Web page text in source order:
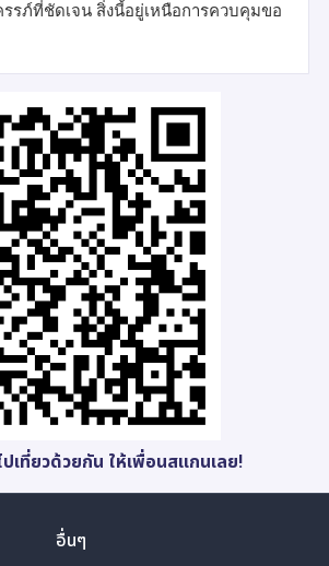
รรภ์ที่ชัดเจน สิ่งนี้อยู่เหนือการควบคุมขอ
เที่ยวด้วยกัน ให้เพื่อนสแกนเลย!
อื่นๆ